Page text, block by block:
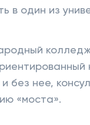
в один из
колледж
без нее,
«моста».